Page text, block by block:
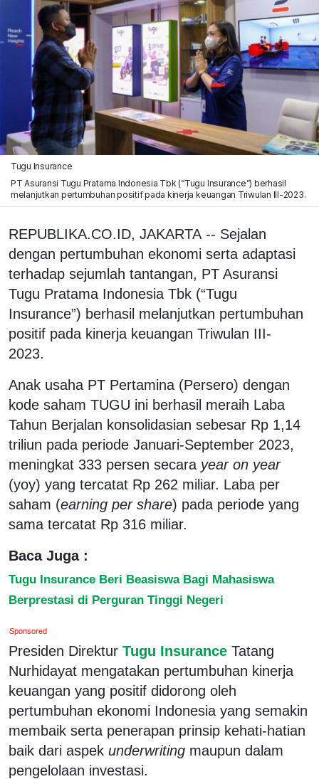
Tugu Insurance
PT Asuransi Tugu Pratama Indonesia Tbk (“Tugu Insurance”) berhasil
melanjutkan pertumbuhan positif pada kinerja keuangan Triwulan III-2023.
REPUBLIKA.CO.ID, JAKARTA -- Sejalan
dengan pertumbuhan ekonomi serta adaptasi
terhadap sejumlah tantangan, PT Asuransi
Tugu Pratama Indonesia Tbk (“Tugu
Insurance”) berhasil melanjutkan pertumbuhan
positif pada kinerja keuangan Triwulan III-
2023.
Anak usaha PT Pertamina (Persero) dengan
kode saham TUGU ini berhasil meraih Laba
Tahun Berjalan konsolidasian sebesar Rp 1,14
triliun pada periode Januari-September 2023,
meningkat 333 persen secara year on year
(yoy) yang tercatat Rp 262 miliar. Laba per
saham (earning per share) pada periode yang
sama tercatat Rp 316 miliar.
Baca Juga :
Tugu Insurance Beri Beasiswa Bagi Mahasiswa
Berprestasi di Perguran Tinggi Negeri
Sponsored
Presiden Direktur Tugu Insurance Tatang
Nurhidayat mengatakan pertumbuhan kinerja
keuangan yang positif didorong oleh
pertumbuhan ekonomi Indonesia yang semakin
membaik serta penerapan prinsip kehati-hatian
baik dari aspek underwriting maupun dalam
pengelolaan investasi.